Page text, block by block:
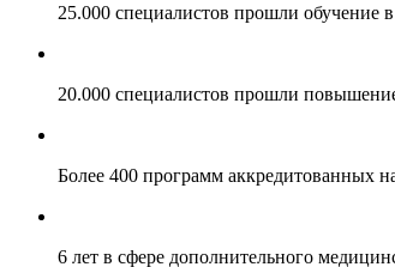
25.000 специалистов прошли обучение
20.000 специалистов прошли
Более 400 программ аккредитованных
6 лет в сфере дополнительного